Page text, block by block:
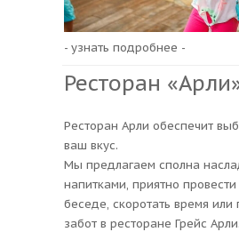
- узнать подробнее -
Ресторан
Ресторан Арли обеспечит
ваш вкус.
Мы предлагаем сполна
напитками, приятно
беседе, скоротать время или
забот в ресторане Грейс Арли.